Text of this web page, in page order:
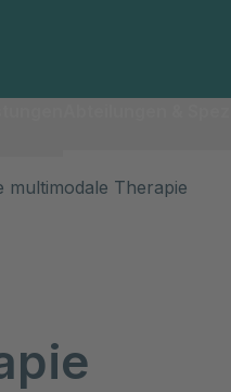
multimodale Therapie